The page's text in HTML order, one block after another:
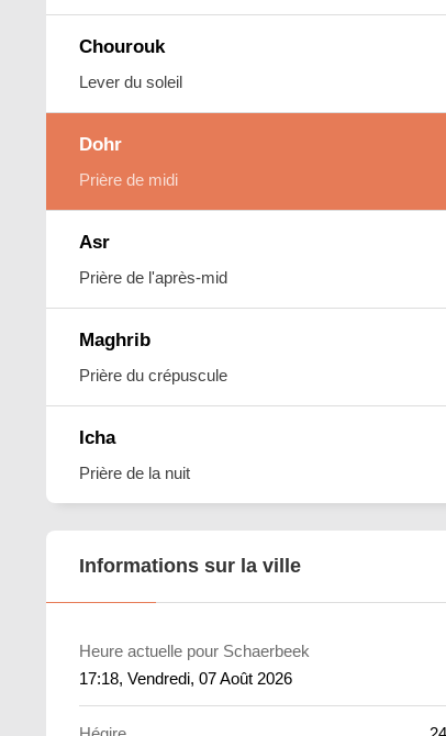
Chourouk
Lever du soleil
Dohr
Prière de midi
Asr
Prière de l'après-mid
Maghrib
Prière du crépuscule
Icha
Prière de la nuit
Informations sur la ville
Heure actuelle pour Schaerbeek
17:18, Vendredi, 07 Août 2026